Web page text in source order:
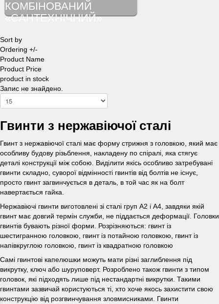
КОМБІНОВАНИЙ
«САНТЕХНІЧНИЙ»
Sort by
Ordering +/-
Product Name
Product Price
product in stock
Запис не знайдено.
Гвинти з нержавіючої сталі
Гвинт з нержавіючої сталі має форму стрижня з головкою, який має
особливу будову різьблення, накладену по спіралі, яка стягує
деталі конструкції між собою. Виділити якісь особливо затребувані
гвинти складно, суворої відмінності гвинтів від болтів не існує,
просто гвинт загвинчується в деталь, в той час як на болт
навертається гайка.
Нержавіючі гвинти виготовлені зі сталі груп А2 і А4, завдяки якій
гвинт має довгий термін служби, не піддається деформації. Головки
гвинтів бувають різної форми. Розрізняються: гвинт із
шестигранною головкою, гвинт із потайною головкою, гвинт із
напівкруглою головкою, гвинт із квадратною головкою
Самі гвинтові капелюшки можуть мати різні заглиблення під
викрутку, ключ або шуруповерт. Розроблено також гвинти з типом
головок, які підходять лише під нестандартні викрутки. Такими
гвинтами зазвичай користуються ті, хто хоче якось захистити свою
конструкцію від розгвинчування зловмисниками. Гвинти